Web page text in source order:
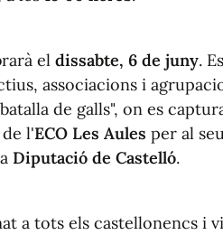
el dissabte, 6 de juny.
associacions i
de galls", on es
l'ECO Les Aules per al
Diputació de Castelló.
a tots els castellonencs i